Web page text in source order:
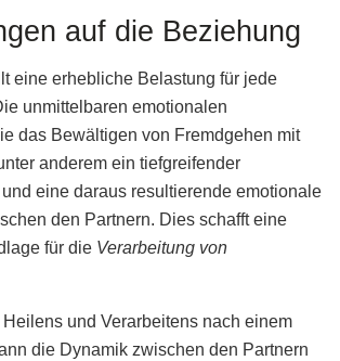
auf die Beziehung
eine erhebliche Belastung für jede
unmittelbaren emotionalen
das Bewältigen von Fremdgehen mit
anderem ein tiefgreifender
eine daraus resultierende emotionale
den Partnern. Dies schafft eine
für die Verarbeitung von
und Verarbeitens nach einem
die Dynamik zwischen den Partnern